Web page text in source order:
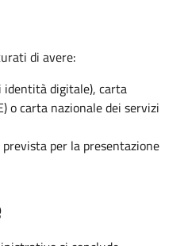
di avere:
identità digitale), carta
o carta nazionale dei servizi
per la presentazione